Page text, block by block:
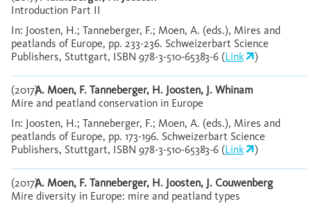
Introduction Part II
In: Joosten, H.; Tanneberger, F.; Moen, A. (eds.), Mires and
peatlands of Europe, pp. 233-236. Schweizerbart Science
Publishers, Stuttgart, ISBN 978-3-510-65383-6 (Link )
(2017)A. Moen, F. Tanneberger, H. Joosten, J. Whinam
Mire and peatland conservation in Europe
In: Joosten, H.; Tanneberger, F.; Moen, A. (eds.), Mires and
peatlands of Europe, pp. 173-196. Schweizerbart Science
Publishers, Stuttgart, ISBN 978-3-510-65383-6 (Link )
(2017)A. Moen, F. Tanneberger, H. Joosten, J. Couwenberg
Mire diversity in Europe: mire and peatland types